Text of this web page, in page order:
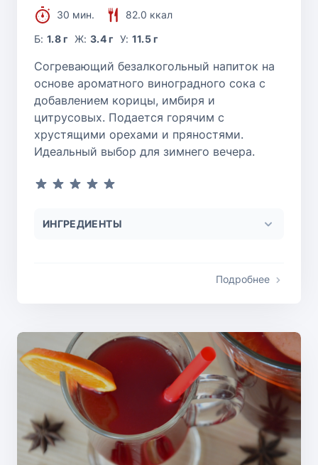
30 мин.
82.0 ккал
Б:1.8 г Ж: 3.4 г У: 11.5 г
Согревающий безалкогольный напиток на
основе ароматного виноградного сока с
добавлением корицы, имбиря и
цитрусовых. Подается горячим с
хрустящими орехами и пряностями.
Идеальный выбор для зимнего вечера.
ИНГРЕДИЕНТЫ
Подробнее